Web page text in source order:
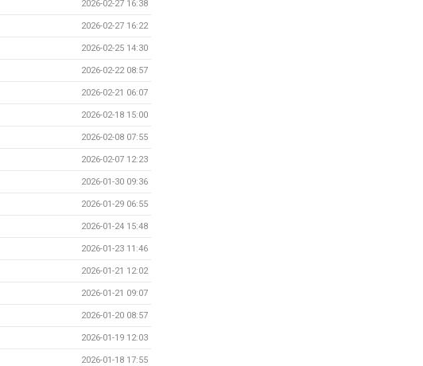
2026-02-27 16:38
2026-02-27 16:22
2026-02-25 14:30
2026-02-22 08:57
2026-02-21 06:07
2026-02-18 15:00
2026-02-08 07:55
2026-02-07 12:23
2026-01-30 09:36
2026-01-29 06:55
2026-01-24 15:48
2026-01-23 11:46
2026-01-21 12:02
2026-01-21 09:07
2026-01-20 08:57
2026-01-19 12:03
2026-01-18 17:55